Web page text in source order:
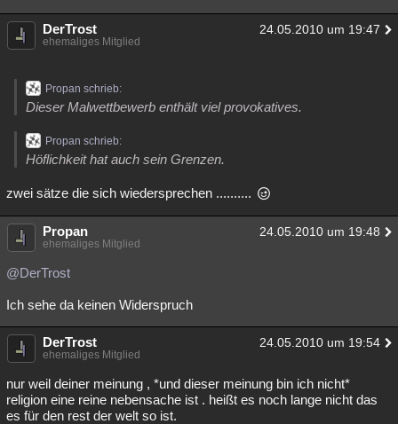
DerTrost 24.05.2010 um 19:47
ehemaliges Mitglied
Propan schrieb:
Dieser Malwettbewerb enthält viel provokatives.
Propan schrieb:
Höflichkeit hat auch sein Grenzen.
zwei sätze die sich wiedersprechen ..........
Propan 24.05.2010 um 19:48
ehemaliges Mitglied
@DerTrost
Ich sehe da keinen Widerspruch
DerTrost 24.05.2010 um 19:54
ehemaliges Mitglied
nur weil deiner meinung , *und dieser meinung bin ich nicht*
religion eine reine nebensache ist . heißt es noch lange nicht das
es für den rest der welt so ist.